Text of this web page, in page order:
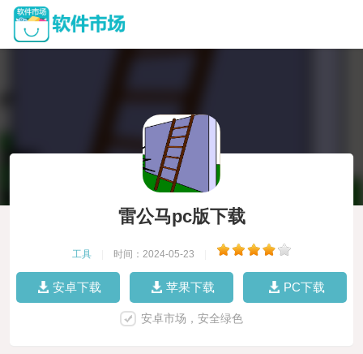
雷公马pc版下载
工具 时间：2024-05-23
安卓下载 苹果下载 PC下载
安卓市场，安全绿色